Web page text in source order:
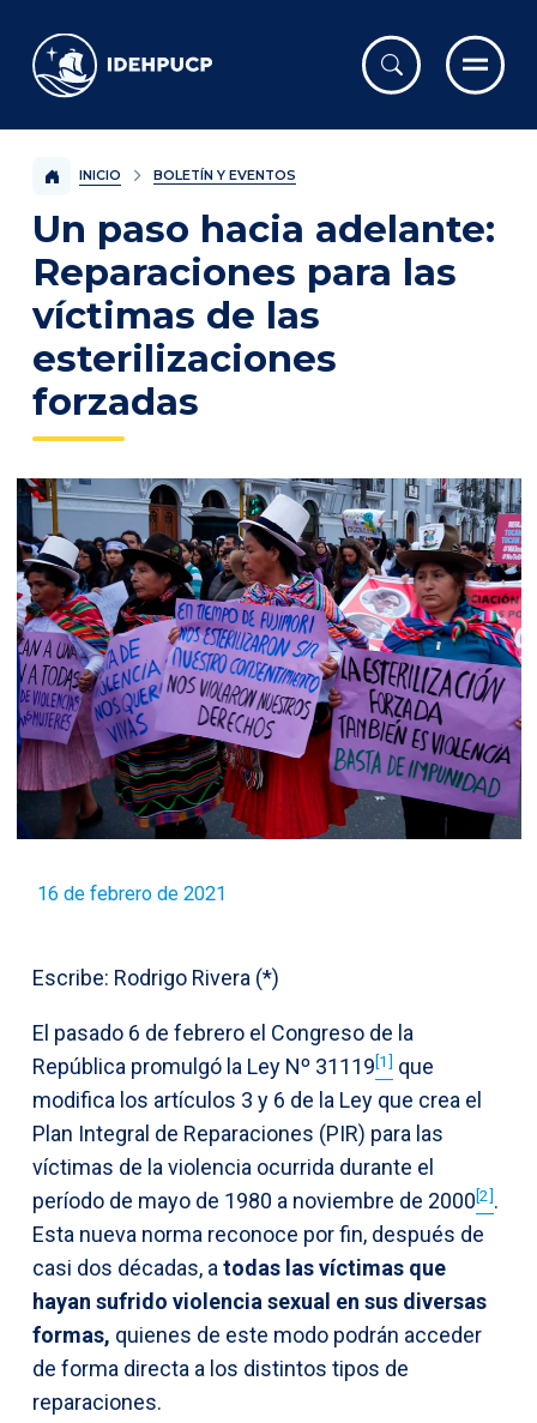
IDEHPUCP
INICIO BOLETÍN Y EVENTOS
Un paso hacia adelante:
Reparaciones para las
víctimas de las
esterilizaciones
forzadas
16 de febrero de 2021
Escribe: Rodrigo Rivera (*)
El pasado 6 de febrero el Congreso de la
República promulgó la Ley Nº 31119[1] que
modifica los artículos 3 y 6 de la Ley que crea el
Plan Integral de Reparaciones (PIR) para las
víctimas de la violencia ocurrida durante el
período de mayo de 1980 a noviembre de 2000[2].
Esta nueva norma reconoce por fin, después de
casi dos décadas, atodas las víctimas que
hayan sufrido violencia sexual en sus diversas
formas, quienes de este modo podrán acceder
de forma directa a los distintos tipos de
reparaciones.